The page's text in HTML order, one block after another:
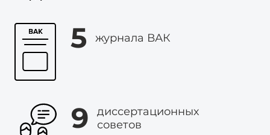
5 журнала ВАК
9
диссертационных
советов